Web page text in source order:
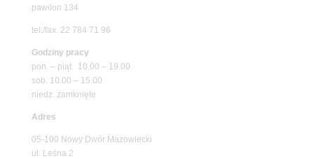
pawilon 134
tel./fax. 22 784 71 96
Godziny pracy
pon. – piąt. 10.00 – 19.00
sob. 10.00 – 15.00
niedz. zamknięte
Adres
05-100 Nowy Dwór Mazowiecki
ul. Leśna 2